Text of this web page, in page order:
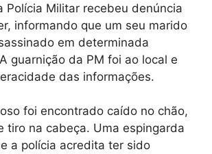
Polícia Militar recebeu denúncia
informando que um seu marido
em determinada
guarnição da PM foi ao local e
das informações.
foi encontrado caído no chão,
tiro na cabeça. Uma espingarda
a polícia acredita ter sido